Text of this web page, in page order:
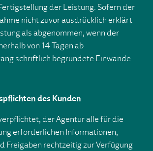
der Leistung. Sofern der
nicht zuvor ausdrücklich erklärt
als abgenommen, wenn der
von 14 Tagen ab
schriftlich begründete Einwände
des Kunden
der Agentur alle für die
erforderlichen Informationen,
Freigaben rechtzeitig zur Verfügung